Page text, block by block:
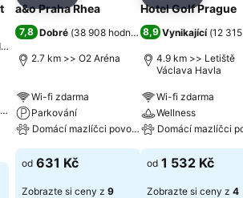
a&o Praha Rhea
7,8 Dobré (38 908 hodnocení)
2.7 km >> O2 Aréna
Wi-fi zdarma
Parkování
Domácí mazlíčci povoleni
od 631 Kč
Zobrazte si ceny z 9
Hotel Golf Prague
8,9 Vynikající (12
4.9 km >> Letiště
Václava Havla
Wi-fi zdarma
Wellness
Domácí mazlíčci
od 1 532 Kč
Zobrazte si ceny z 4